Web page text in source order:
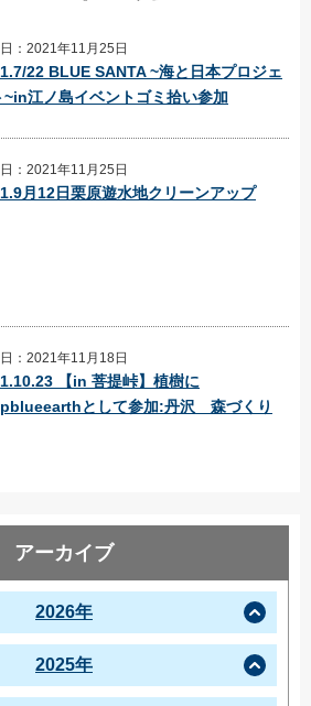
：2021年11月25日
22 BLUE SANTA ~海と日本プロジェ
~in江ノ島イベントゴミ拾い参加
：2021年11月25日
月12日栗原遊水地クリーンアップ
：2021年11月18日
【in 菩提峠】植樹に
として参加:丹沢 森づくり
アーカイブ
2026年
2025年